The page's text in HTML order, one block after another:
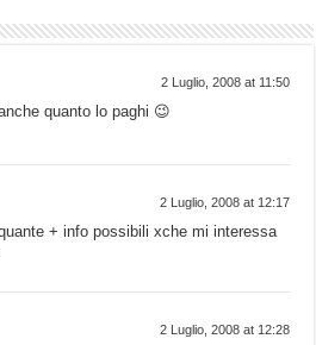
2 Luglio, 2008 at 11:50
quanto lo paghi 😉
2 Luglio, 2008 at 12:17
+ info possibili xche mi interessa
2 Luglio, 2008 at 12:28